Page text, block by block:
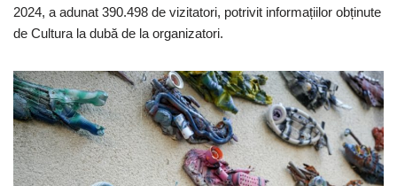
2024, a adunat 390.498 de vizitatori, potrivit informațiilor obținute
de Cultura la dubă de la organizatori.